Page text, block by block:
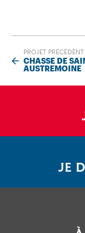
PROJET PRÉCÉDENT
CHASSE DE
AUSTREMOINE
JE